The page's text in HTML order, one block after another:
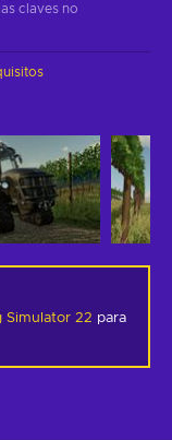
claves no
Simulator 22 para